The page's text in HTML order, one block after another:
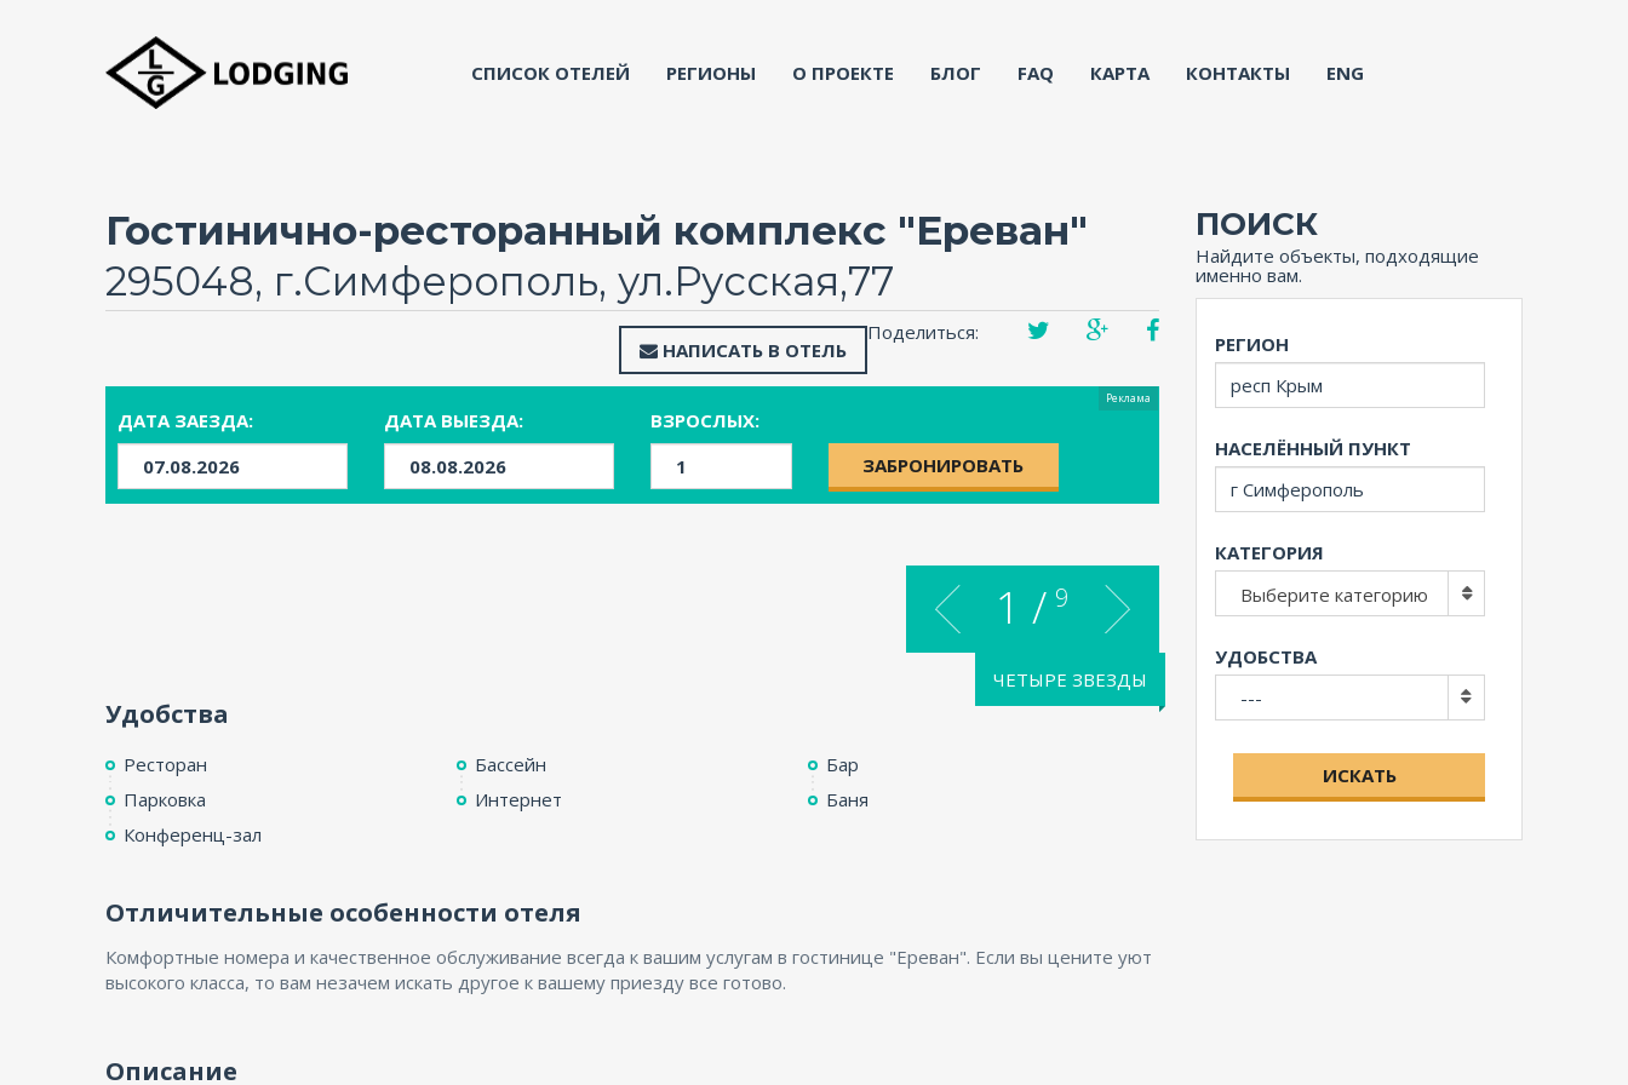
СПИСОК ОТЕЛЕЙ РЕГИОНЫ О ПРОЕКТЕ БЛОГ FAQ КАРТА КОНТАКТЫ ENG
Гостинично-ресторанный комплекс "Ереван"
295048, г.Симферополь, ул.Русская,77
Поделиться:
НАПИСАТЬ В ОТЕЛЬ
Реклама
ДАТА ЗАЕЗДА: ДАТА ВЫЕЗДА:
ВЗРОСЛЫХ:
ЗАБРОНИРОВАТЬ
ЧЕТЫРЕ ЗВЕЗДЫ
1 / 9
Удобства
Ресторан Бассейн
Бар
Парковка
Интернет
Баня
Конференц-зал
Отличительные особенности отеля
Комфортные номера и качественное обслуживание всегда к вашим услугам в гостинице "Ереван". Если вы цените уют
высокого класса, то вам незачем искать другое к вашему приезду все готово.
Описание
ПОИСК
Найдите объекты, подходящие
именно вам.
РЕГИОН
НАСЕЛЁННЫЙ ПУНКТ
КАТЕГОРИЯ
Выберите категорию
УДОБСТВА
---
ИСКАТЬ